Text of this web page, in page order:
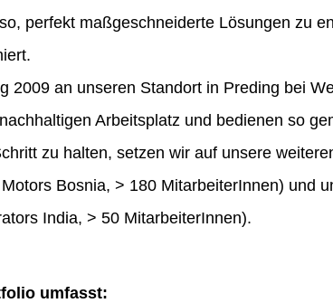
perfekt maßgeschneiderte Lösungen zu
2009 an unseren Standort in Preding bei
Arbeitsplatz und bedienen so
zu halten, setzen wir auf unsere
Bosnia, > 180 MitarbeiterInnen) und
India, > 50 MitarbeiterInnen).
umfasst: